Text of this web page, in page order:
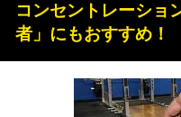
コンセントレーショ
者」にもおすすめ！